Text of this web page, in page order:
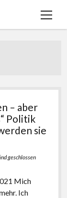
Menü
– aber
Politik
sie
geschlossen
Mich
Ich